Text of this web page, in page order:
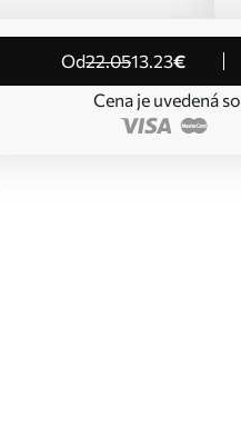
od22.0513.23€
Cena je uvedená so